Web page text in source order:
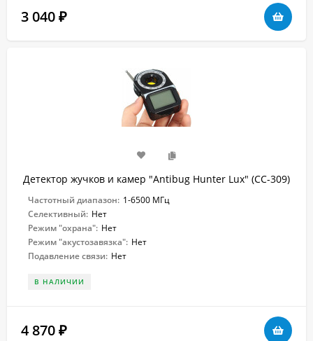
3 040 ₽
Детектор жучков и камер "Antibug Hunter Lux" (CC-309)
Частотный диапазон: 1-6500 МГц
Селективный: Нет
Режим "охрана": Нет
Режим "акустозавязка": Нет
Подавление связи: Нет
В НАЛИЧИИ
4 870 ₽